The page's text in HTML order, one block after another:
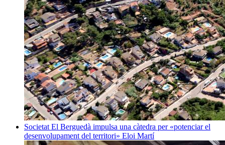
Societat El Berguedà impulsa una càtedra per «potenciar el
desenvolupament del territori» Eloi Martí